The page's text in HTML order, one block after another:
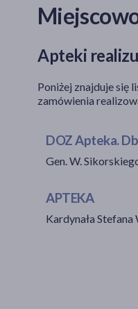
Apteki
Poniżej znajduje się
zamówienia
DOZ Apteka.
Gen. W.
APTEKA
Kardynała